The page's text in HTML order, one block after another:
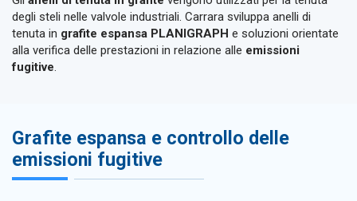
degli steli nelle valvole industriali. Carrara sviluppa anelli di
tenuta in grafite espansa PLANIGRAPH e soluzioni orientate
alla verifica delle prestazioni in relazione alle emissioni
fugitive.
Grafite espansa e controllo delle
emissioni fugitive